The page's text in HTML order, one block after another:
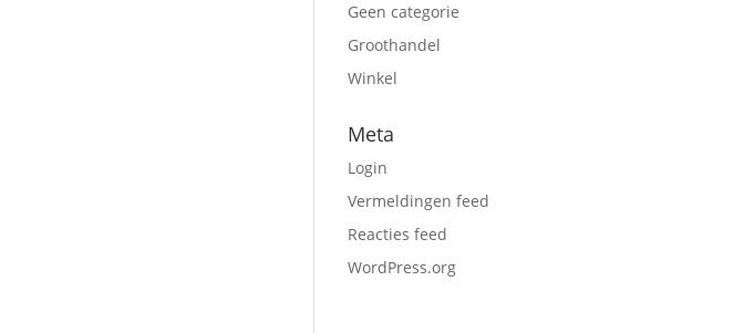
Geen categorie
Groothandel
Winkel
Meta
Login
Vermeldingen feed
Reacties feed
WordPress.org